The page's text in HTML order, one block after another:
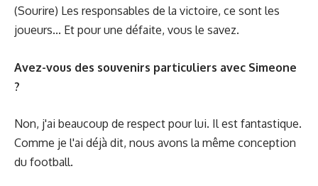
(Sourire) Les responsables de la victoire, ce sont les
joueurs... Et pour une défaite, vous le savez.
Avez-vous des souvenirs particuliers avec Simeone
?
Non, j'ai beaucoup de respect pour lui. Il est fantastique.
Comme je l'ai déjà dit, nous avons la même conception
du football.